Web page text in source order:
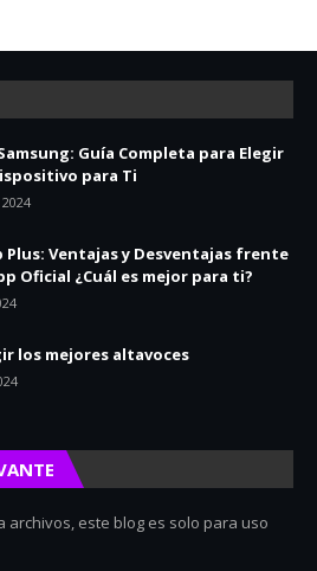
Guía Completa para Elegir
para Ti
Plus: Ventajas y Desventajas frente
Oficial ¿Cuál es mejor para ti?
los mejores altavoces
archivos, este blog es solo para uso